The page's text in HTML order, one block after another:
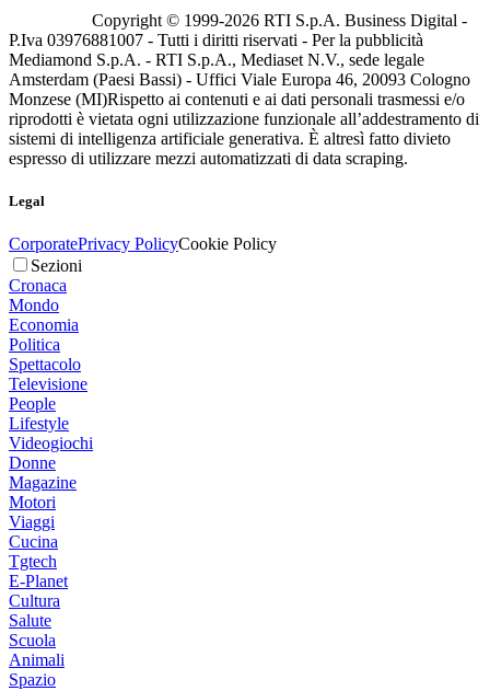
Copyright © 1999-2026 RTI S.p.A. Business Digital -
P.Iva 03976881007 - Tutti i diritti riservati - Per la pubblicità
Mediamond S.p.A. - RTI S.p.A., Mediaset N.V., sede legale
Amsterdam (Paesi Bassi) - Uffici Viale Europa 46, 20093 Cologno
Monzese (MI)Rispetto ai contenuti e ai dati personali trasmessi e/o
riprodotti è vietata ogni utilizzazione funzionale all’addestramento di
sistemi di intelligenza artificiale generativa. È altresì fatto divieto
espresso di utilizzare mezzi automatizzati di data scraping.
Legal
CorporatePrivacy PolicyCookie Policy
Sezioni
Cronaca
Mondo
Economia
Politica
Spettacolo
Televisione
People
Lifestyle
Videogiochi
Donne
Magazine
Motori
Viaggi
Cucina
Tgtech
E-Planet
Cultura
Salute
Scuola
Animali
Spazio